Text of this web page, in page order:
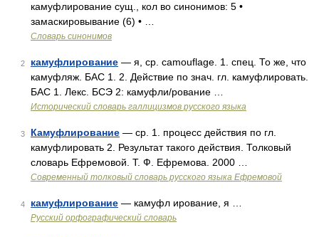
камуфлирование сущ., кол во синонимов: 5 •
замаскировывание (6) • …
Словарь синонимов
2 камуфлирование — я, ср. camouflage. 1. спец. То же, что
камуфляж. БАС 1. 2. Действие по знач. гл. камуфлировать.
БАС 1. Лекс. БСЭ 2: камуфли/рование …
Исторический словарь галлицизмов русского языка
3 Камуфлирование — ср. 1. процесс действия по гл.
камуфлировать 2. Результат такого действия. Толковый
словарь Ефремовой. Т. Ф. Ефремова. 2000 …
Современный толковый словарь русского языка Ефремовой
4 камуфлирование — камуфл ирование, я …
Русский орфографический словарь